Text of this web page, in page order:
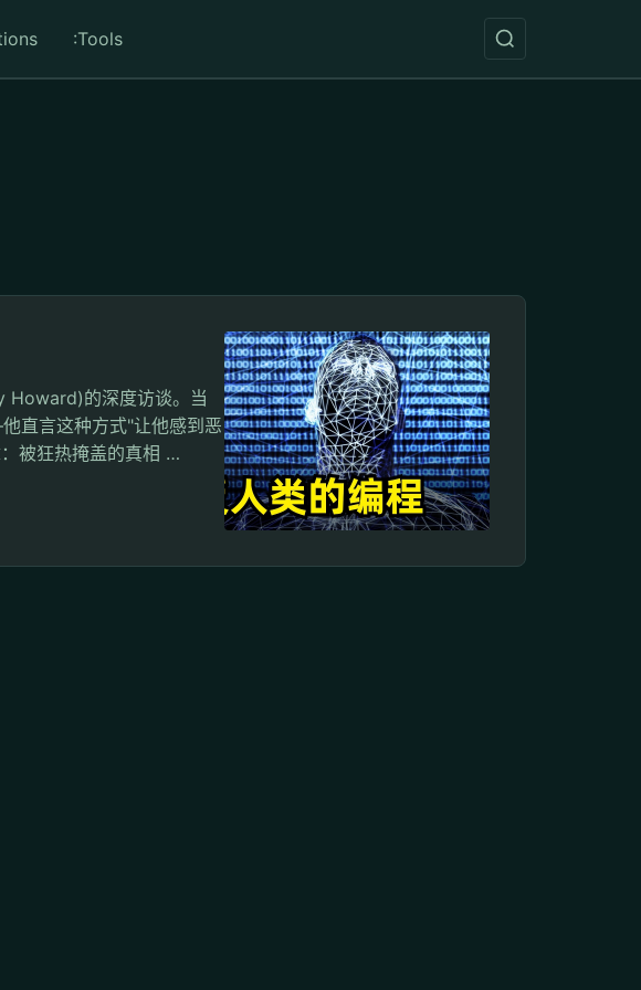
:Tools
Howard)的深度访谈。当
直言这种方式"让他感到恶
被狂热掩盖的真相 …